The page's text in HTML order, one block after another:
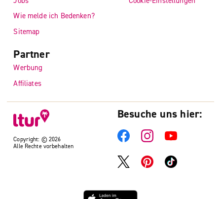
Copyright: © 2026
Alle Rechte vorbehalten
Wie melde ich Bedenken?
Sitemap
Partner
Werbung
Affiliates
Besuche uns hier: